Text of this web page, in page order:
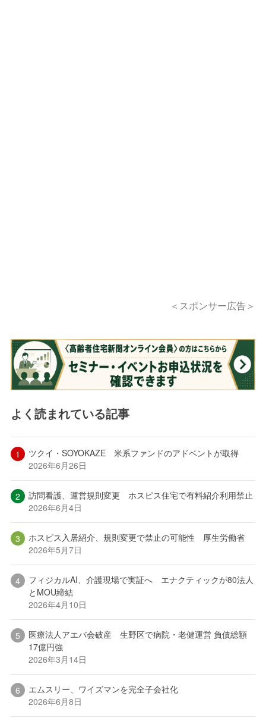
＜スポンサー広告＞
よく読まれている記事
ツクイ・SOYOKAZE 米系ファンドのアドベントが取得
2026年6月26日
訪問看護、運営規則変更 ホスピス住宅で有料紹介利用禁止
2026年6月4日
ホスピス入居紹介、規則変更で禁止の可能性 厚生労働省
2026年5月7日
フィジカルAI、介護現場で実証へ エナクティックが80法人
とMOU締結
2026年4月10日
医療法人アエバ会破産 生野区で病院・老健運営 負債総額
17億円強
2026年3月14日
エムスリー、ワイズマンを完全子会社化
2026年6月8日